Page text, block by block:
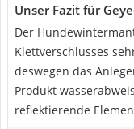
Unser Fazit für
Der
Klettverschlusses
deswegen das
Produkt
reflektierende